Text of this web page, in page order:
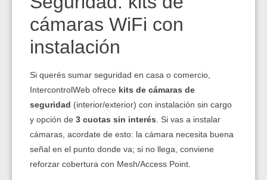
cámaras WiFi con
instalación
Si querés sumar seguridad en casa o comercio,
IntercontrolWeb ofrece kits de cámaras de
seguridad (interior/exterior) con instalación sin cargo
y opción de 3 cuotas sin interés . Si vas a instalar
cámaras, acordate de esto: la cámara necesita buena
señal en el punto donde va; si no llega, conviene
reforzar cobertura con Mesh/Access Point.